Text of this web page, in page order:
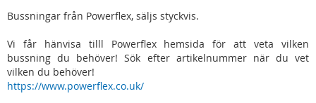
Bussningar från Powerflex, säljs styckvis.
Vi får hänvisa tilll Powerflex hemsida för att veta vilken
bussning du behöver! Sök efter artikelnummer när du vet
vilken du behöver!
https://www.powerflex.co.uk/